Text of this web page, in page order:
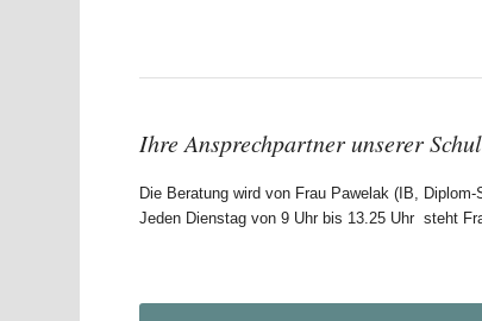
Ihre Ansprechpartner unserer
Die Beratung wird von Frau Pawelak (IB, Diplom-
Jeden Dienstag von 9 Uhr bis 13.25 Uhr steht